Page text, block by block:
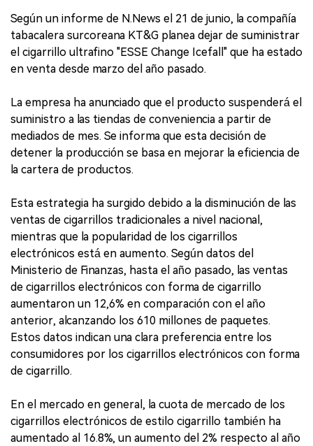
Según un informe de N.News el 21 de junio, la compañía
tabacalera surcoreana KT&G planea dejar de suministrar
el cigarrillo ultrafino "ESSE Change Icefall" que ha estado
en venta desde marzo del año pasado.
La empresa ha anunciado que el producto suspenderá el
suministro a las tiendas de conveniencia a partir de
mediados de mes. Se informa que esta decisión de
detener la producción se basa en mejorar la eficiencia de
la cartera de productos.
Esta estrategia ha surgido debido a la disminución de las
ventas de cigarrillos tradicionales a nivel nacional,
mientras que la popularidad de los cigarrillos
electrónicos está en aumento. Según datos del
Ministerio de Finanzas, hasta el año pasado, las ventas
de cigarrillos electrónicos con forma de cigarrillo
aumentaron un 12,6% en comparación con el año
anterior, alcanzando los 610 millones de paquetes.
Estos datos indican una clara preferencia entre los
consumidores por los cigarrillos electrónicos con forma
de cigarrillo.
En el mercado en general, la cuota de mercado de los
cigarrillos electrónicos de estilo cigarrillo también ha
aumentado al 16.8%, un aumento del 2% respecto al año